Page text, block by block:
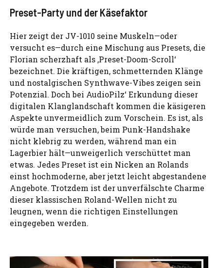
Preset-Party und der Käsefaktor
Hier zeigt der JV-1010 seine Muskeln—oder
versucht es—durch eine Mischung aus Presets, die
Florian scherzhaft als ‚Preset-Doom-Scroll‘
bezeichnet. Die kräftigen, schmetternden Klänge
und nostalgischen Synthwave-Vibes zeigen sein
Potenzial. Doch bei AudioPilz‘ Erkundung dieser
digitalen Klanglandschaft kommen die käsigeren
Aspekte unvermeidlich zum Vorschein. Es ist, als
würde man versuchen, beim Punk-Handshake
nicht klebrig zu werden, während man ein
Lagerbier hält—unweigerlich verschüttet man
etwas. Jedes Preset ist ein Nicken an Rolands
einst hochmoderne, aber jetzt leicht abgestandene
Angebote. Trotzdem ist der unverfälschte Charme
dieser klassischen Roland-Wellen nicht zu
leugnen, wenn die richtigen Einstellungen
eingegeben werden.